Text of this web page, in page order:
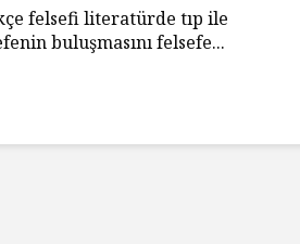
felsefi literatürde tıp ile
buluşmasını felsefe...